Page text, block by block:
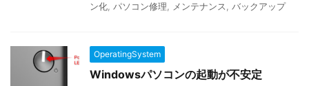
ン化 パソコン修理 メンテナンス バックアップ
OperatingSystem
Windowsパソコンの起動が不安定